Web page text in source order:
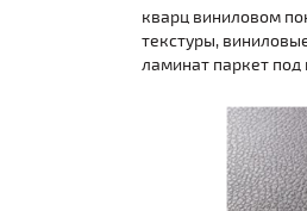
кварц виниловом
текстуры,
ламинат паркет под